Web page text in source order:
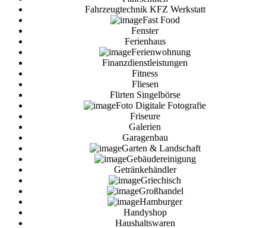
Fahrzeugtechnik KFZ Werkstatt
Fast Food
Fenster
Ferienhaus
Ferienwohnung
Finanzdienstleistungen
Fitness
Fliesen
Flirten Singelbörse
Foto Digitale Fotografie
Friseure
Galerien
Garagenbau
Garten & Landschaft
Gebäudereinigung
Getränkehändler
Griechisch
Großhandel
Hamburger
Handyshop
Haushaltswaren